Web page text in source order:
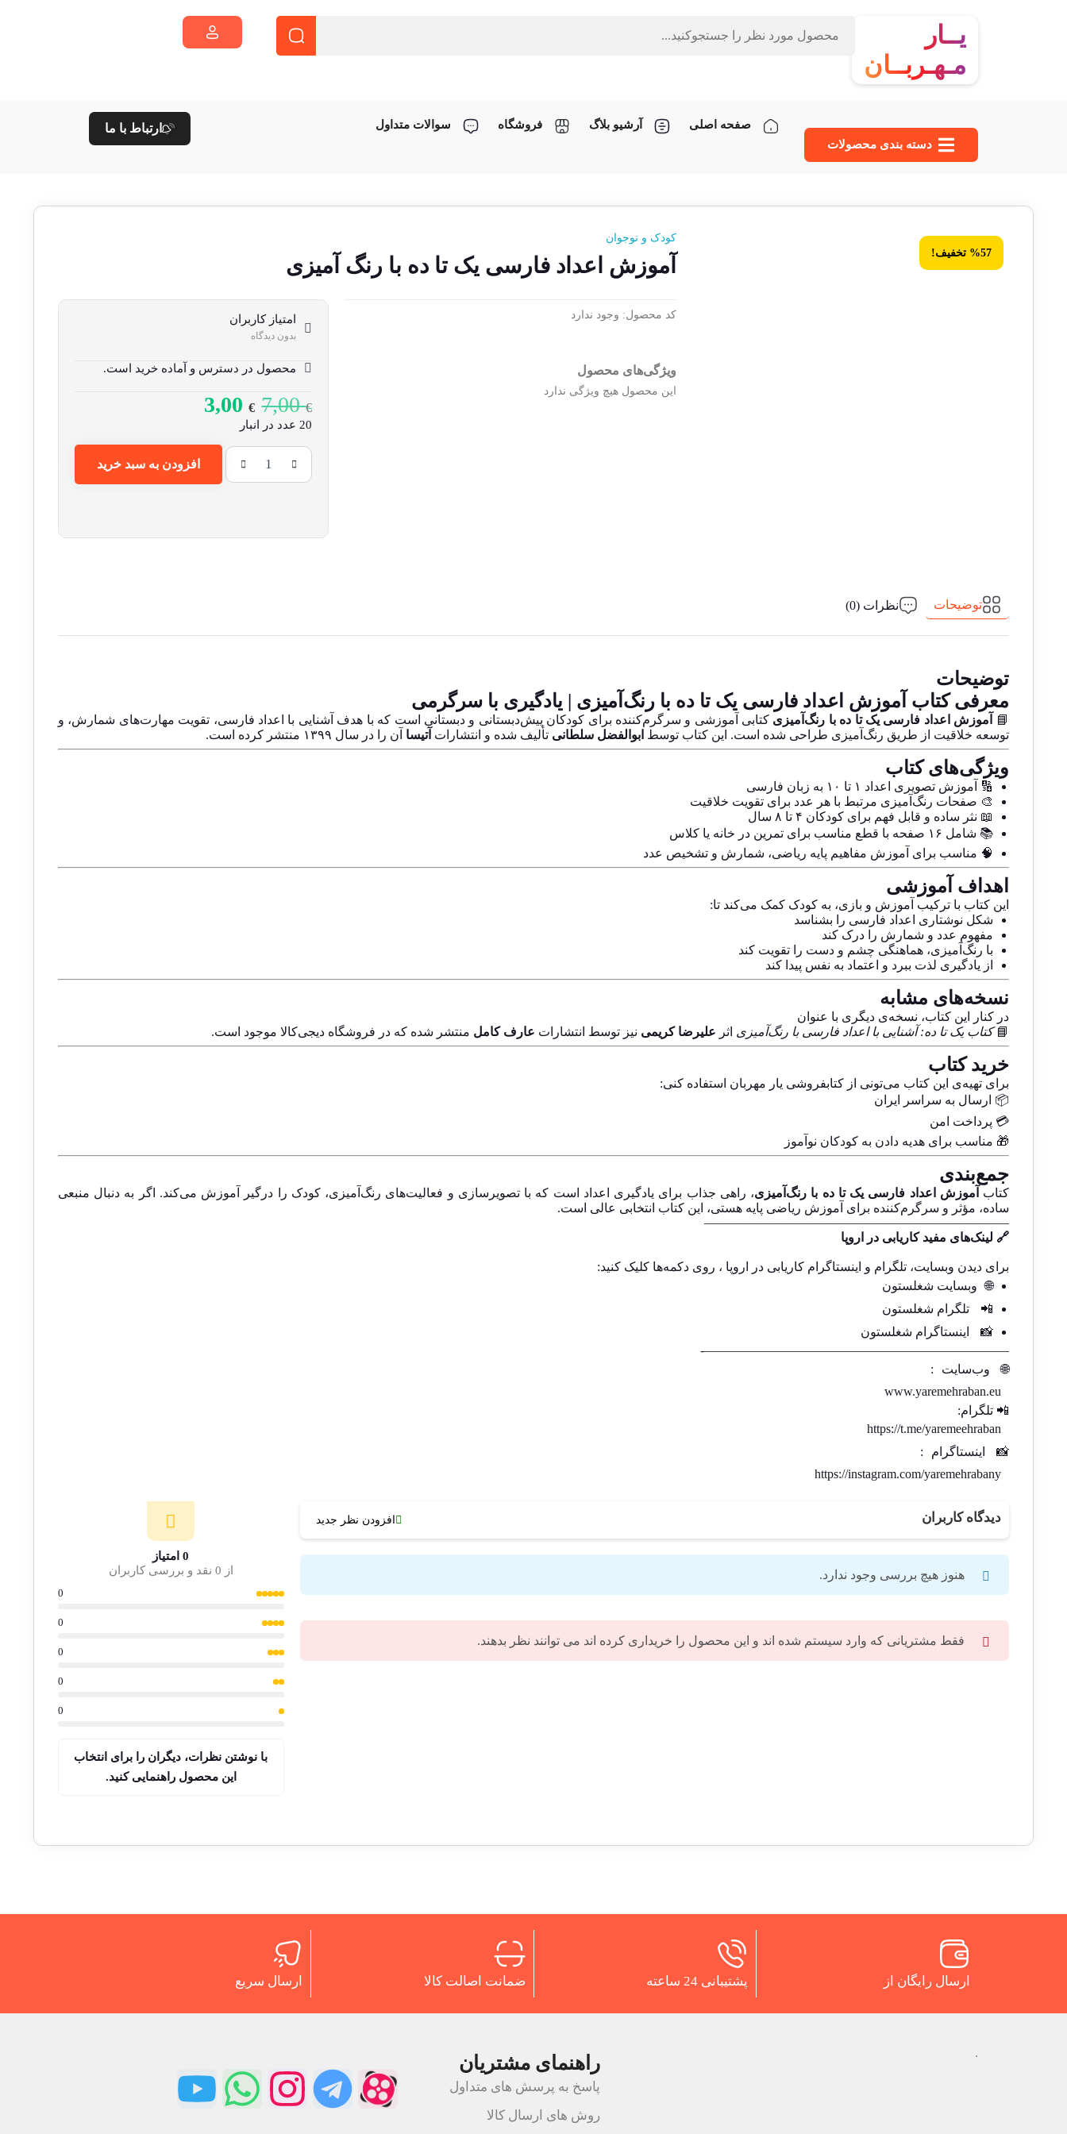
یــار
مـهـربــان
دسته‌ بندی محصولات
صفحه اصلی آرشیو بلاگ فروشگاه سوالات متداول ارتباط با ما
%57 تخفیف!
کودک و نوجوان
آموزش اعداد فارسی یک تا ده با رنگ آمیزی
کد محصول: وجود ندارد
ویژگی‌های محصول
این محصول هیچ ویژگی ندارد
امتیاز کاربران
بدون دیدگاه
محصول در دسترس و آماده خرید است.
7,00€
3,00€
20 عدد در انبار
افزودن به سبد خرید
توضیحات نظرات (0)
توضیحات
معرفی کتاب آموزش اعداد فارسی یک تا ده با رنگ‌آمیزی | یادگیری با سرگرمی
📘 آموزش اعداد فارسی یک تا ده با رنگ‌آمیزی کتابی آموزشی و سرگرم‌کننده برای کودکان پیش‌دبستانی و دبستانی است که با هدف آشنایی با اعداد فارسی، تقویت مهارت‌های شمارش، و
توسعه خلاقیت از طریق رنگ‌آمیزی طراحی شده است. این کتاب توسط ابوالفضل سلطانی تألیف شده و انتشارات آتیسا آن را در سال ۱۳۹۹ منتشر کرده است.
ویژگی‌های کتاب
🔢 آموزش تصویری اعداد ۱ تا ۱۰ به زبان فارسی
🎨 صفحات رنگ‌آمیزی مرتبط با هر عدد برای تقویت خلاقیت
📖 نثر ساده و قابل فهم برای کودکان ۴ تا ۸ سال
📚 شامل ۱۶ صفحه با قطع مناسب برای تمرین در خانه یا کلاس
🧠 مناسب برای آموزش مفاهیم پایه ریاضی، شمارش و تشخیص عدد
اهداف آموزشی
این کتاب با ترکیب آموزش و بازی، به کودک کمک می‌کند تا:
شکل نوشتاری اعداد فارسی را بشناسد
مفهوم عدد و شمارش را درک کند
با رنگ‌آمیزی، هماهنگی چشم و دست را تقویت کند
از یادگیری لذت ببرد و اعتماد به نفس پیدا کند
نسخه‌های مشابه
در کنار این کتاب، نسخه‌ی دیگری با عنوان
📘کتاب یک تا ده: آشنایی با اعداد فارسی با رنگ‌آمیزی اثر علیرضا کریمی نیز توسط انتشارات عارف کامل منتشر شده که در فروشگاه دیجی‌کالا موجود است.
خرید کتاب
برای تهیه‌ی این کتاب می‌تونی از کتابفروشی یار مهربان استفاده کنی:
📦 ارسال به سراسر ایران
💳 پرداخت امن
🎁 مناسب برای هدیه دادن به کودکان نوآموز
جمع‌بندی
کتاب آموزش اعداد فارسی یک تا ده با رنگ‌آمیزی، راهی جذاب برای یادگیری اعداد است که با تصویرسازی و فعالیت‌های رنگ‌آمیزی، کودک را درگیر آموزش می‌کند. اگر به دنبال منبعی
ساده، مؤثر و سرگرم‌کننده برای آموزش ریاضی پایه هستی، این کتاب انتخابی عالی است.
————————————————————————
🔗 لینک‌های مفید کاریابی در اروپا
برای دیدن وبسایت، تلگرام و اینستاگرام کاریابی در اروپا ، روی دکمه‌ها کلیک کنید:
🌐
وبسایت شغلستون
📲
تلگرام شغلستون
📸
اینستاگرام شغلستون
————————————————————————-
🌐
وب‌سایت
:
www.yaremehraban.eu
📲 تلگرام:
https://t.me/yaremeehraban
📸
اینستاگرام
:
https://instagram.com/yaremehrabany
دیدگاه کاربران افزودن نظر جدید
هنوز هیچ بررسی وجود ندارد.
فقط مشتریانی که وارد سیستم شده اند و این محصول را خریداری کرده اند می توانند نظر بدهند.
0 امتیاز
از 0 نقد و بررسی کاربران
0
0
0
0
0
با نوشتن نظرات، دیگران را برای انتخاب
این محصول راهنمایی کنید.
ارسال رایگان از پشتیبانی 24 ساعته ضمانت اصالت کالا ارسال سریع
. راهنمای مشتریان
پاسخ به پرسش های متداول
روش های ارسال کالا